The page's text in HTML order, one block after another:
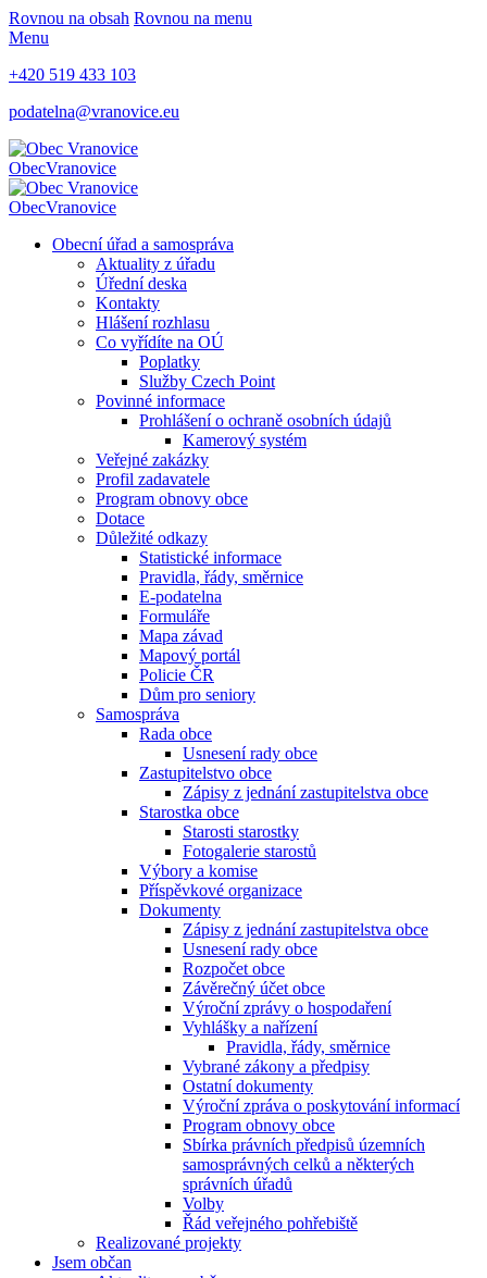
Rovnou na obsah Rovnou na menu
Menu
+420 519 433 103
podatelna@vranovice.eu
ObecVranovice
ObecVranovice
Obecní úřad a samospráva
Aktuality z úřadu
Úřední deska
Kontakty
Hlášení rozhlasu
Co vyřídíte na OÚ
Poplatky
Služby Czech Point
Povinné informace
Prohlášení o ochraně osobních údajů
Kamerový systém
Veřejné zakázky
Profil zadavatele
Program obnovy obce
Dotace
Důležité odkazy
Statistické informace
Pravidla, řády, směrnice
E-podatelna
Formuláře
Mapa závad
Mapový portál
Policie ČR
Dům pro seniory
Samospráva
Rada obce
Usnesení rady obce
Zastupitelstvo obce
Zápisy z jednání zastupitelstva obce
Starostka obce
Starosti starostky
Fotogalerie starostů
Výbory a komise
Příspěvkové organizace
Dokumenty
Zápisy z jednání zastupitelstva obce
Usnesení rady obce
Rozpočet obce
Závěrečný účet obce
Výroční zprávy o hospodaření
Vyhlášky a nařízení
Pravidla, řády, směrnice
Vybrané zákony a předpisy
Ostatní dokumenty
Výroční zpráva o poskytování informací
Program obnovy obce
Sbírka právních předpisů územních
samosprávných celků a některých
správních úřadů
Volby
Řád veřejného pohřebiště
Realizované projekty
Jsem občan